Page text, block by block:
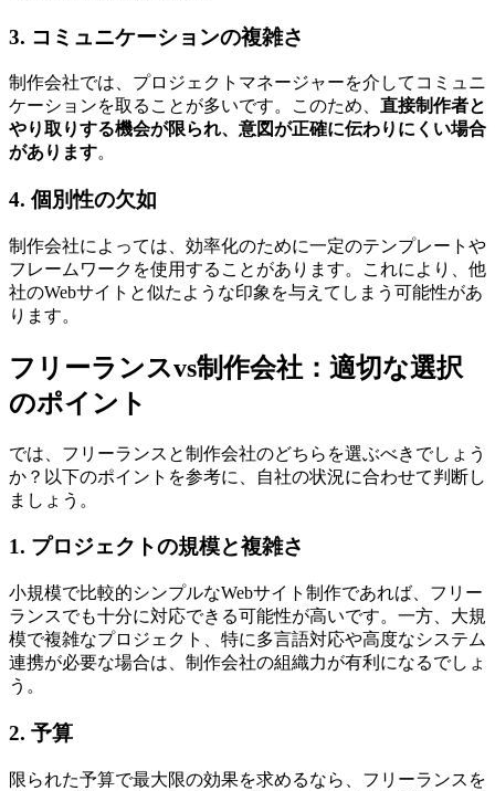
3. コミュニケーションの複雑さ
制作会社では、プロジェクトマネージャーを介してコミュニ
ケーションを取ることが多いです。このため、 直接制作者と
やり取りする機会が限られ、意図が正確に伝わりにくい場合
があります。
4. 個別性の欠如
制作会社によっては、効率化のために一定のテンプレートや
フレームワークを使用することがあります。これにより、他
社のWebサイトと似たような印象を与えてしまう可能性があ
ります。
フリーランスvs制作会社：適切な選択
のポイント
では、フリーランスと制作会社のどちらを選ぶべきでしょう
か？以下のポイントを参考に、自社の状況に合わせて判断し
ましょう。
1. プロジェクトの規模と複雑さ
小規模で比較的シンプルなWebサイト制作であれば、フリー
ランスでも十分に対応できる可能性が高いです。一方、 大規
模で複雑なプロジェクト、特に多言語対応や高度なシステム
連携が必要な場合は、制作会社の組織力が有利になるでしょ
う 。
2. 予算
限られた予算で最大限の効果を求めるなら、フリーランスを